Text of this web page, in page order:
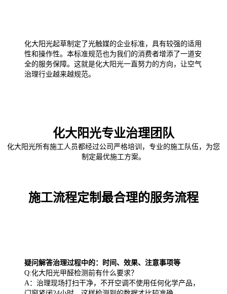
化大阳光起草制定了光触媒的企业标准，具有较强的适用
性和操作性。本标准规范也为我们的消费者增添了一道安
全的服务保障。这就是化大阳光一直努力的方向，让空气
治理行业越来越规范。
化大阳光专业治理团队
化大阳光所有施工人员都经过公司严格培训，专业的施工队伍，为您
制定最优施工方案。
施工流程定制最合理的服务流程
疑问解答治理过程中的：时间、效果、注意事项等
Q:化大阳光甲醛检测前有什么要求？
A：治理现场打扫干净，不开空调不使用任何化学产品，